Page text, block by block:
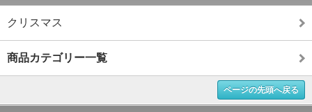
クリスマス
商品カテゴリー一覧
ページの先頭へ戻る